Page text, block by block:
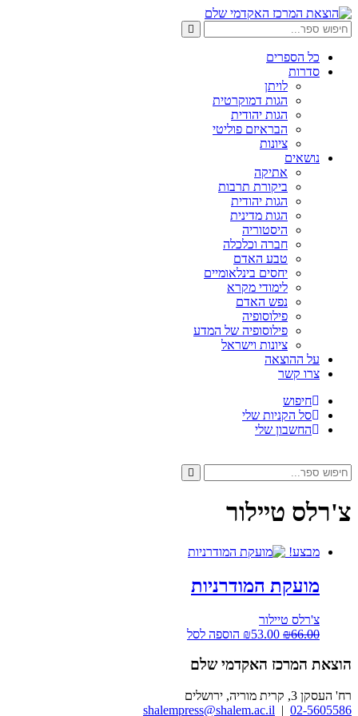
דלג
לתוכן
חיפוש:
כל הספרים
סדרות
לויתן
הגות דמוקרטית
הגות יהודית
הבראיזם פוליטי
ציונות
נושאים
אתיקה
ביקורת תרבות
הגות יהודית
הגות מדינית
היסטוריה
חברה וכלכלה
טבע האדם
יחסים בינלאומיים
לימודי מקרא
נפש האדם
פילוסופיה
פילוסופיה של המדע
ציונות וישראל
על ההוצאה
צרו קשר
חיפוש
סל הקניות שלי
החשבון שלי
חיפוש:
צ'רלס טיילור
מבצע!
מועקת המודרניות
צ'רלס טיילור
₪66.00
המחיר
היה:
₪53.00
המחיר
הוא:
₪53.00.
הוספה לסל
הוצאת המרכז האקדמי שלם
רח' העסקן 3, קרית מוריה, ירושלים
shalempress@shalem.ac.il | 02-5605586